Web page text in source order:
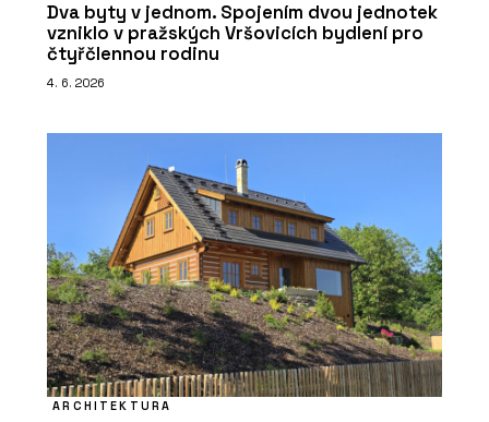
Dva byty v jednom. Spojením dvou jednotek
vzniklo v pražských Vršovicích bydlení pro
čtyřčlennou rodinu
4. 6. 2026
ARCHITEKTURA